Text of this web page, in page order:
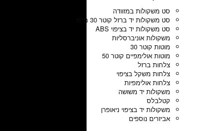
סט משקולות במזוודה
סט משקולות יד ברזל קוטר 30 מ"מ
סט משקולות יד בציפוי ABS
משקולות אוניברסליות
מוטות קוטר 30
מוטות אולימפיים קוטר 50
צלחות ברזל
צלחות משקל בציפוי
צלחות אולימפיות
משקולות יד משושה
קטלבלס
משקולות יד בציפוי ניאופרן
אביזרים נוספים